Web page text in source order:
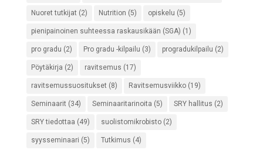
Nuoret tutkijat (2) Nutrition (5) opiskelu (5)
pienipainoinen suhteessa raskausikään (SGA) (1)
pro gradu (2) Pro gradu -kilpailu (3) progradukilpailu (2)
Pöytäkirja (2) ravitsemus (17)
ravitsemussuositukset (8) Ravitsemusviikko(19)
Seminaarit (34) Seminaaritarinoita (5) SRY hallitus (2)
SRY tiedottaa (49) suolistomikrobisto(2)
syysseminaari (5) Tutkimus (4)